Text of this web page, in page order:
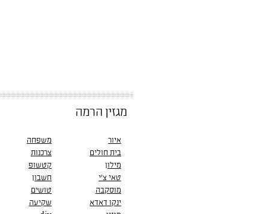
מגזין הרמה
איור
משפחה
בית חולים
צרכנות
מילון
קטשופ
טאי צ'י
חשבון
מוסקבה
טושים
ינקו דאדא
שקיעה